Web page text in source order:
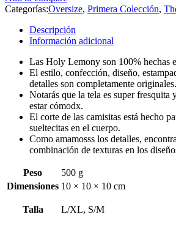
Categorías:Oversize, Primera Colección,
Descripción
Información adicional
Las Holy Lemony son 100% hechas
El estilo, confección, diseño,
detalles son completamente originales.
Notarás que la tela es super fresquita
estar cómodx.
El corte de las camisitas está hecho
sueltecitas en el cuerpo.
Como amamosss los detalles,
combinación de texturas en los
Peso
500 g
Dimensiones 10 × 10 × 10 cm
Talla L/XL, S/M